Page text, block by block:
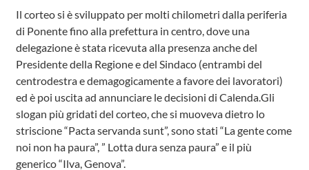
Il corteo si è sviluppato per molti chilometri dalla periferia
di Ponente fino alla prefettura in centro, dove una
delegazione è stata ricevuta alla presenza anche del
Presidente della Regione e del Sindaco (entrambi del
centrodestra e demagogicamente a favore dei lavoratori)
ed è poi uscita ad annunciare le decisioni di Calenda.Gli
slogan più gridati del corteo, che si muoveva dietro lo
striscione “Pacta servanda sunt”, sono stati “La gente come
noi non ha paura”, ” Lotta dura senza paura” e il più
generico “Ilva, Genova”.